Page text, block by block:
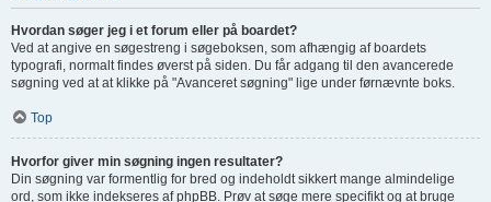
Hvordan søger jeg i et forum eller på boardet?
Ved at angive en søgestreng i søgeboksen, som afhængig af boardets
typografi, normalt findes øverst på siden. Du får adgang til den avancerede
søgning ved at at klikke på "Avanceret søgning" lige under førnævnte boks.
Top
Hvorfor giver min søgning ingen resultater?
Din søgning var formentlig for bred og indeholdt sikkert mange almindelige
ord, som ikke indekseres af phpBB. Prøv at søge mere specifikt og at bruge